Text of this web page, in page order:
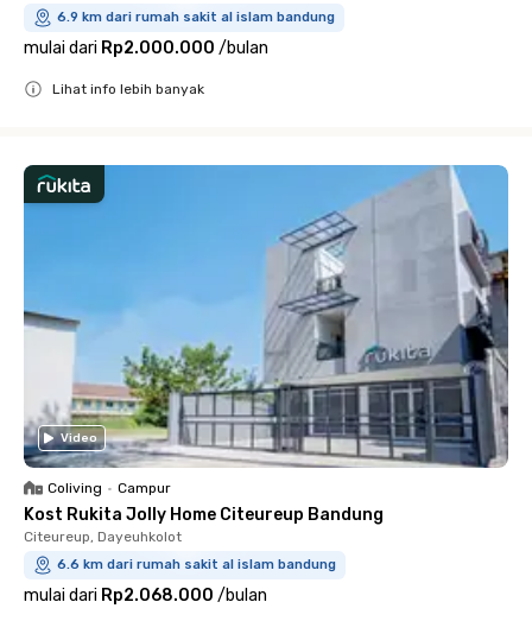
6.9 km dari rumah sakit al islam bandung
mulai dari Rp2.000.000 /bulan
Lihat info lebih banyak
Video
Coliving • Campur
Kost Rukita Jolly Home Citeureup Bandung
Citeureup, Dayeuhkolot
6.6 km dari rumah sakit al islam bandung
mulai dari Rp2.068.000 /bulan